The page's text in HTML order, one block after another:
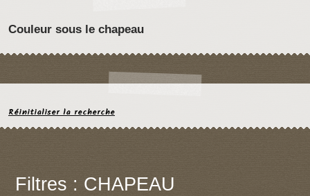
Couleur sous le chapeau
Réinitialiser la recherche
Filtres : CHAPEAU